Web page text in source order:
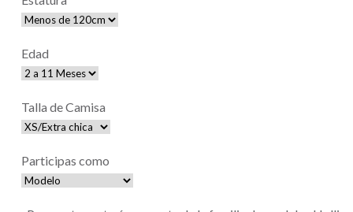
Edad
Talla de Camisa
Participas como